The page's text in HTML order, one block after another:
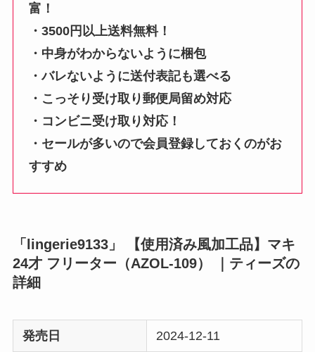
富！
・3500円以上送料無料！
・中身がわからないように梱包
・バレないように送付表記も選べる
・こっそり受け取り郵便局留め対応
・コンビニ受け取り対応！
・セールが多いので会員登録しておくのがお
すすめ
「lingerie9133」 【使用済み風加工品】マキ
24才 フリーター（AZOL-109） ｜ティーズの
詳細
発売日 2024-12-11